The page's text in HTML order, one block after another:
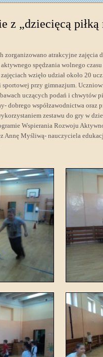
z „dziecięcą piłką
atrakcyjne zajęcia
spędzania wolnego
wzięło udział około 20
przy gimnazjum.
uczących podań i chwytów
dobrego współzawodnictwa oraz
zestawu do gry w
Wspierania Rozwoju
Annę Myśliwą- nauczyciela